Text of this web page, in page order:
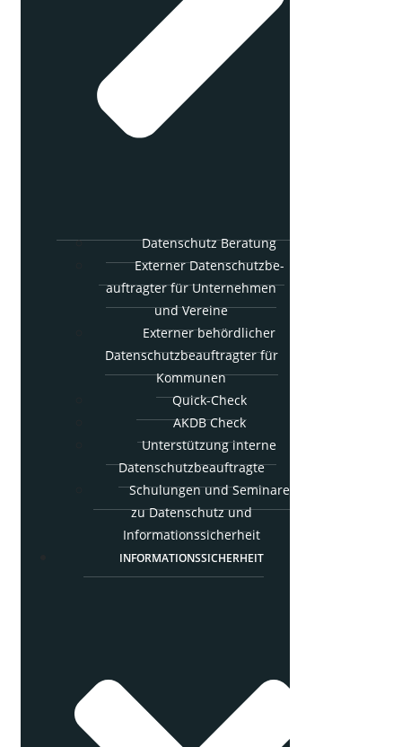
Daten­schutz Beratung
Exter­ner Daten­schutz­be­
auf­trag­ter für Unter­neh­men
und Vereine
Exter­ner behörd­li­cher
Daten­schutz­be­auf­trag­ter für
Kommunen
Quick-Check
AKDB Check
Unter­stüt­zung inter­ne
Datenschutzbeauftragte
Schu­lun­gen und Semi­na­re
zu Daten­schutz und
Informationssicherheit
INFOR­MA­TI­ONS­SI­CHER­HEIT